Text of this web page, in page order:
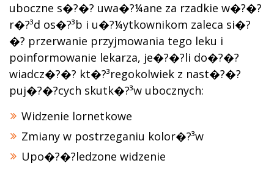
uboczne s�?�? uwa�?¼ane za rzadkie w�?�?
r�?³d os�?³b i u�?¼ytkownikom zaleca si�?
�? przerwanie przyjmowania tego leku i
poinformowanie lekarza, je�?�?li do�?�?
wiadcz�?�? kt�?³regokolwiek z nast�?�?
puj�?�?cych skutk�?³w ubocznych:
Widzenie lornetkowe
Zmiany w postrzeganiu kolor�?³w
Upo�?�?ledzone widzenie